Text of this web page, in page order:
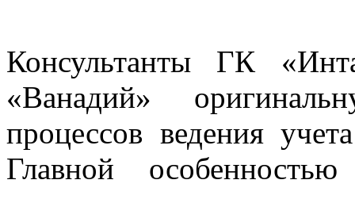
Консультанты ГК
«Ванадий»
процессов ведения
Главной